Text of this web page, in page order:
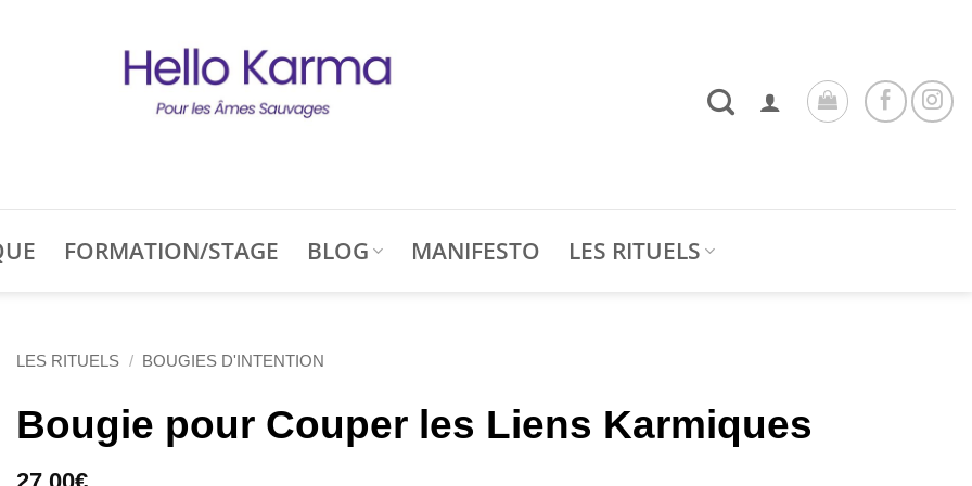
FORMATION/STAGE BLOG MANIFESTO LES RITUELS
LES RITUELS / BOUGIES D'INTENTION
Bougie pour Couper les Liens Karmiques